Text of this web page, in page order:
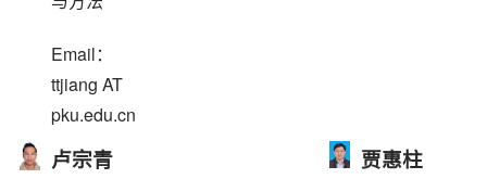
Email：
ttjiang AT
pku.edu.cn
卢宗青 贾惠柱